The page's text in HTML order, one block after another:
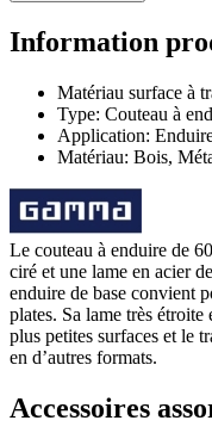
Information
Matériau surface à
Type: Couteau à
Application:
Matériau: Bois,
Le couteau à enduire de
ciré et une lame en acier
enduire de base convient
plates. Sa lame très
plus petites surfaces et le
en d’autres formats.
Accessoires